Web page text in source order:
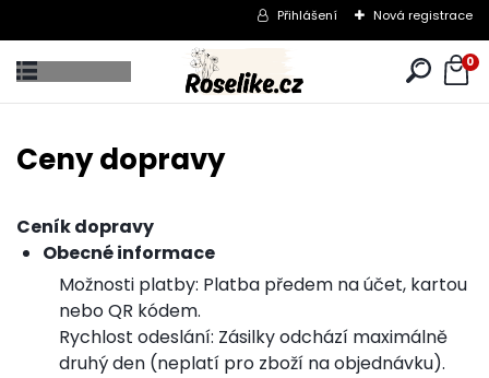
Přihlášení Nová registrace
0
Ceny dopravy
Ceník dopravy
Obecné informace
Možnosti platby: Platba předem na účet, kartou
nebo QR kódem.
Rychlost odeslání: Zásilky odchází maximálně
druhý den (neplatí pro zboží na objednávku).